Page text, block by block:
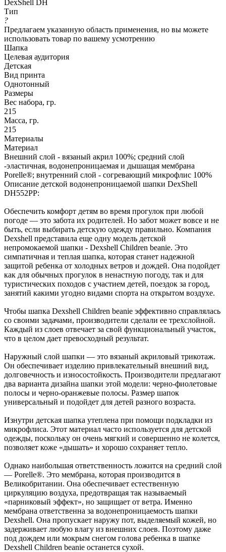
DexShell DH
Тип
?
Предлагаем указанную область применения, но вы можете
использовать товар по вашему усмотрению
Шапка
Целевая аудитория
Детская
Вид принта
Однотонный
Размеры
Вес набора, гр.
215
Масса, гр.
215
Материалы
Материал
Внешний слой - вязаный акрил 100%; средний слой
-эластичная, водонепроницаемая и дышащая мембрана
Porelle®; внутренний слой - согревающий микрофлис 100%
Описание детской водонепроницаемой шапки DexShell
DH552PP:
Обеспечить комфорт детям во время прогулок при любой
погоде — это забота их родителей. Но забот может вовсе и не
быть, если выбирать детскую одежду правильно. Компания
Dexshell представила еще одну модель детской
непромокаемой шапки - Dexshell Children beanie. Это
симпатичная и теплая шапка, которая станет надежной
защитой ребенка от холодных ветров и дождей. Она подойдет
как для обычных прогулок в ненастную погоду, так и для
туристических походов с участием детей, поездок за город,
занятий какими угодно видами спорта на открытом воздухе.
Чтобы шапка Dexshell Children beanie эффективно справлялась
со своими задачами, производители сделали ее трехслойной.
Каждый из слоев отвечает за свой функциональный участок,
что в целом дает превосходный результат.
Наружный слой шапки — это вязаный акриловый трикотаж.
Он обеспечивает изделию привлекательный внешний вид,
долговечность и износостойкость. Производители предлагают
два варианта дизайна шапки этой модели: черно-фиолетовые
полосы и черно-оранжевые полосы. Размер шапок
универсальный и подойдет для детей разного возраста.
Изнутри детская шапка утеплена при помощи подкладки из
микрофлиса. Этот материал часто используется для детской
одежды, поскольку он очень мягкий и совершенно не колется,
позволяет коже «дышать» и хорошо сохраняет тепло.
Однако наибольшая ответственность ложится на средний слой
— Porelle®. Это мембрана, которая производится в
Великобритании. Она обеспечивает естественную
циркуляцию воздуха, предотвращая так называемый
«парниковый эффект», но защищает от ветра. Именно
мембрана ответственна за водонепроницаемость шапки
Dexshell. Она пропускает наружу пот, выделяемый кожей, но
задерживает любую влагу из внешних слоев. Поэтому даже
под дождем или мокрым снегом голова ребенка в шапке
Dexshell Children beanie останется сухой.